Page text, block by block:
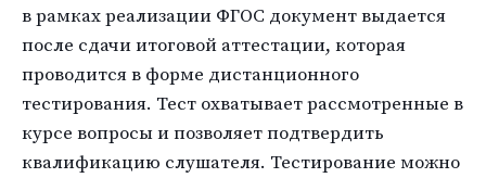
в рамках реализации ФГОС документ выдается
после сдачи итоговой аттестации, которая
проводится в форме дистанционного
тестирования. Тест охватывает рассмотренные в
курсе вопросы и позволяет подтвердить
квалификацию слушателя. Тестирование можно